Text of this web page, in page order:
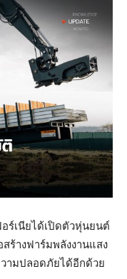
ร์เนียได้เปิดตัวหุ่นยนต์
ร้างฟาร์มพลังงานแสง
วามปลอดภัยได้อีกด้วย